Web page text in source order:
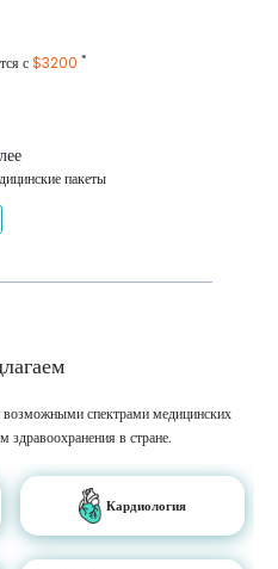
с$3200 *
пакеты
спектрами медицинских
в стране.
Кардиология